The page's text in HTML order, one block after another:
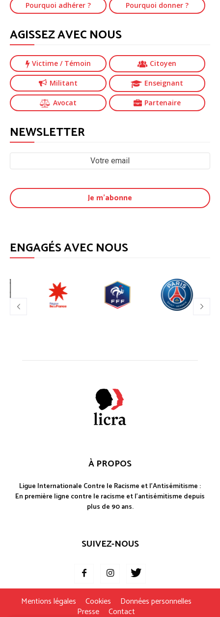
Pourquoi adhérer ? Pourquoi donner ?
AGISSEZ AVEC NOUS
Victime / Témoin Citoyen
Militant Enseignant
Avocat Partenaire
NEWSLETTER
ENGAGÉS AVEC NOUS
À PROPOS
Ligue Internationale Contre le Racisme et l'Antisémitisme :
En première ligne contre le racisme et l'antisémitisme depuis
plus de 90 ans.
SUIVEZ-NOUS
Mentions légales Cookies Données personnelles
Presse Contact